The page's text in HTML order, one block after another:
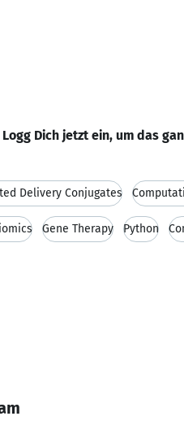
Logg Dich jetzt ein, um das
Delivery Conjugates
Gene Therapy Python